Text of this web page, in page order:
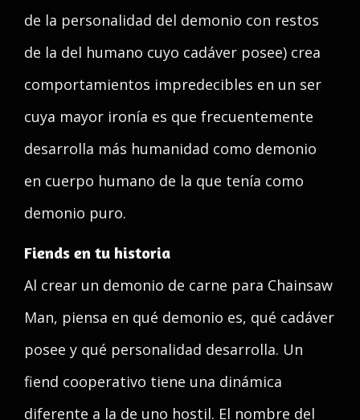
de la personalidad del demonio con restos
de la del humano cuyo cadáver posee) crea
comportamientos impredecibles en un ser
cuya mayor ironía es que frecuentemente
desarrolla más humanidad como demonio
en cuerpo humano de la que tenía como
demonio puro.
Fiends en tu historia
Al crear un demonio de carne para Chainsaw
Man, piensa en qué demonio es, qué cadáver
posee y qué personalidad desarrolla. Un
fiend cooperativo tiene una dinámica
diferente a la de uno hostil. El nombre del